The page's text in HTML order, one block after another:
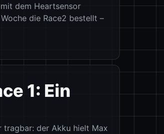
dem Heartsensor
die Race2 bestellt –
1: Ein
tragbar: der Akku hielt Max